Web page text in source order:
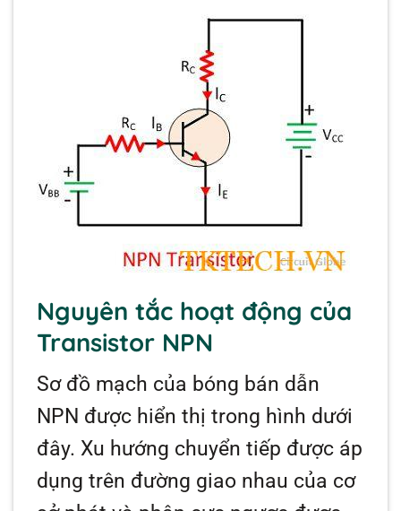
Nguyên tắc hoạt động của
Transistor NPN
Sơ đồ mạch của bóng bán dẫn
NPN được hiển thị trong hình dưới
đây. Xu hướng chuyển tiếp được áp
dụng trên đường giao nhau của cơ